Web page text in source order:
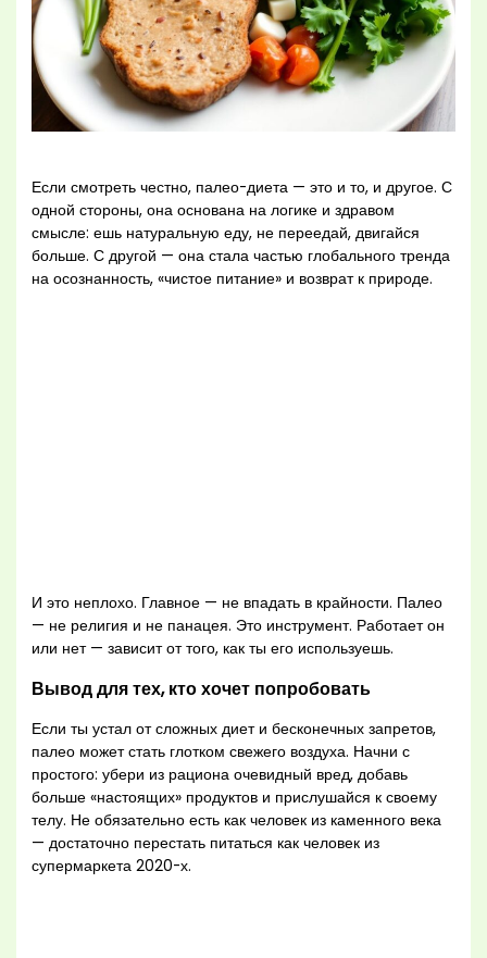
Если смотреть честно, палео-диета — это и то, и другое. С
одной стороны, она основана на логике и здравом
смысле: ешь натуральную еду, не переедай, двигайся
больше. С другой — она стала частью глобального тренда
на осознанность, «чистое питание» и возврат к природе.
И это неплохо. Главное — не впадать в крайности. Палео
— не религия и не панацея. Это инструмент. Работает он
или нет — зависит от того, как ты его используешь.
Вывод для тех, кто хочет попробовать
Если ты устал от сложных диет и бесконечных запретов,
палео может стать глотком свежего воздуха. Начни с
простого: убери из рациона очевидный вред, добавь
больше «настоящих» продуктов и прислушайся к своему
телу. Не обязательно есть как человек из каменного века
— достаточно перестать питаться как человек из
супермаркета 2020-х.